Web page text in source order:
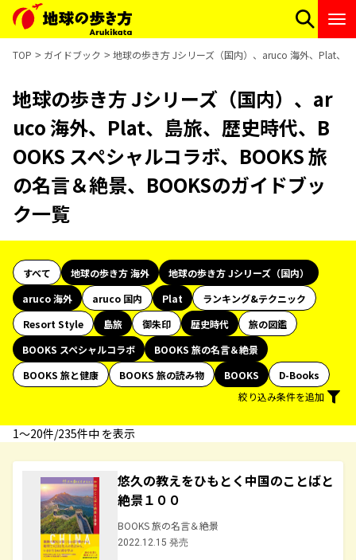
TOP ガイドブック 地球の歩き方 Jシリーズ（国内）、aruco 海外、Plat、
地球の歩き方 Jシリーズ（国内）、ar
uco 海外、Plat、島旅、歴史時代、B
OOKS スペシャルコラボ、BOOKS 旅
の名言＆絶景、BOOKSのガイドブッ
ク一覧
すべて 地球の歩き方 海外
地球の歩き方 Jシリーズ（国内）
aruco 海外
aruco 国内 Plat
ランキング&テクニック
Resort Style
島旅 御朱印 歴史時代
旅の図鑑
BOOKS スペシャルコラボ
BOOKS 旅の名言＆絶景
BOOKS 旅と健康
BOOKS 旅の読み物 BOOKS
D-Books
絞り込み条件を追加
1〜20件/235件中 を表示
悠久の教えをひもとく中国のことばと
絶景１００
BOOKS 旅の名言＆絶景
2022.12.15 発売